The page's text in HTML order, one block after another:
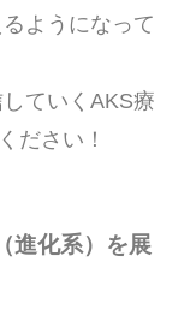
ようになって
ていくAKS療
ださい！
進化系）を展